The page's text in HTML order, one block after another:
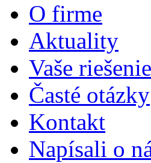
O firme
Aktuality
Vaše riešenie
Časté otázky
Kontakt
Napísali o